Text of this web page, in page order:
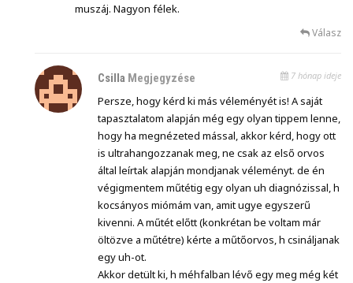
muszáj. Nagyon félek.
Válasz
Csilla Megjegyzése 7 hónap ideje
Persze, hogy kérd ki más véleményét is! A saját
tapasztalatom alapján még egy olyan tippem lenne,
hogy ha megnézeted mással, akkor kérd, hogy ott
is ultrahangozzanak meg, ne csak az első orvos
által leírtak alapján mondjanak véleményt. de én
végigmentem műtétig egy olyan uh diagnózissal, h
kocsányos miómám van, amit ugye egyszerű
kivenni. A műtét előtt (konkrétan be voltam már
öltözve a műtétre) kérte a műtőorvos, h csináljanak
egy uh-ot.
Akkor detült ki, h méhfalban lévő egy meg még két